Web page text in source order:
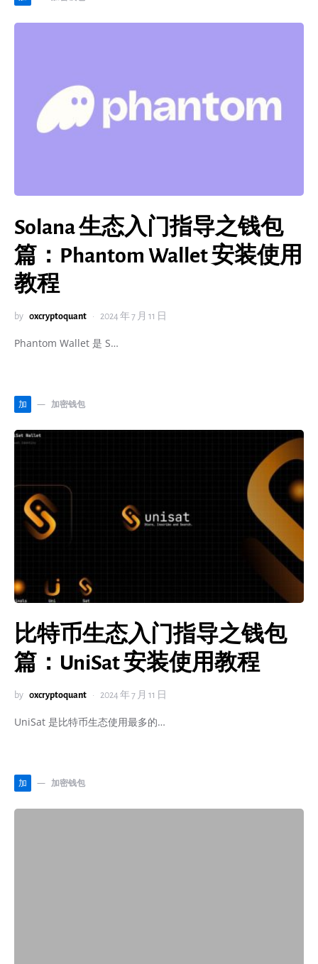
Solana 生态入门指导之钱包
篇：Phantom Wallet 安装使用
教程
by 0xcryptoquant 2024 年 7 月 11 日
Phantom Wallet 是 S…
加 加密钱包
比特币生态入门指导之钱包
篇：UniSat 安装使用教程
by 0xcryptoquant 2024 年 7 月 11 日
UniSat 是比特币生态使用最多的…
加 加密钱包